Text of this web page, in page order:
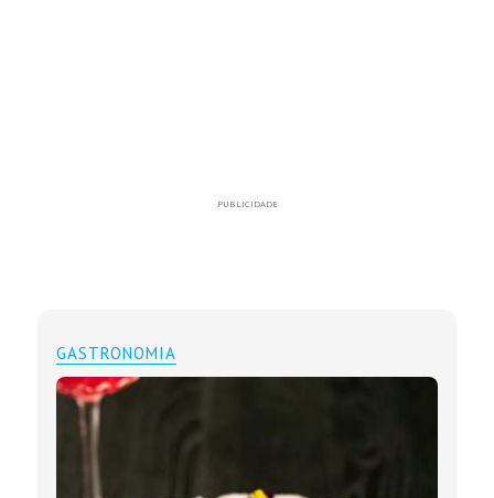
PUBLICIDADE
GASTRONOMIA